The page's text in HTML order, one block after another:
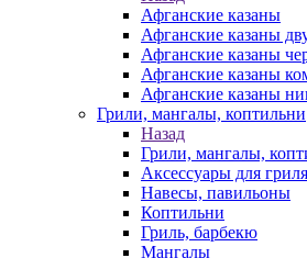
Афганские казаны
Афганские казаны
Афганские казаны
Афганские казаны
Афганские казаны
Грили, мангалы, коптильни
Назад
Грили, мангалы,
Аксессуары для гриля
Навесы, павильоны
Коптильни
Гриль, барбекю
Мангалы